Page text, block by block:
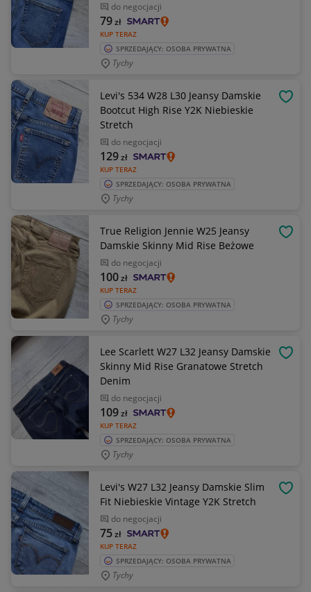
do negocjacji
KUP TERAZ
79zł
SPRZEDAJĄCY: OSOBA PRYWATNA
Tychy
Levi's 534 W28 L30 Jeansy Damskie
Bootcut High Rise Y2K Niebieskie
Stretch
do negocjacji
KUP TERAZ
129zł
SPRZEDAJĄCY: OSOBA PRYWATNA
Tychy
True Religion Jennie W25 Jeansy
Damskie Skinny Mid Rise Beżowe
do negocjacji
KUP TERAZ
100zł
SPRZEDAJĄCY: OSOBA PRYWATNA
Tychy
Lee Scarlett W27 L32 Jeansy Damskie
Skinny Mid Rise Granatowe Stretch
Denim
do negocjacji
KUP TERAZ
109zł
SPRZEDAJĄCY: OSOBA PRYWATNA
Tychy
Levi's W27 L32 Jeansy Damskie Slim
Fit Niebieskie Vintage Y2K Stretch
do negocjacji
KUP TERAZ
75zł
SPRZEDAJĄCY: OSOBA PRYWATNA
Tychy